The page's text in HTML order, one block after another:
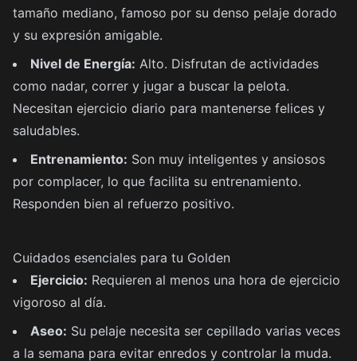
tamaño mediano, famoso por su denso pelaje dorado
y su expresión amigable.
Nivel de Energía: Alto. Disfrutan de actividades
como nadar, correr y jugar a buscar la pelota.
Necesitan ejercicio diario para mantenerse felices y
saludables.
Entrenamiento: Son muy inteligentes y ansiosos
por complacer, lo que facilita su entrenamiento.
Responden bien al refuerzo positivo.
Cuidados esenciales para tu Golden
Ejercicio: Requieren al menos una hora de ejercicio
vigoroso al día.
Aseo: Su pelaje necesita ser cepillado varias veces
a la semana para evitar enredos y controlar la muda.